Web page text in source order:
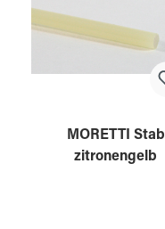
MORETTI Stab
zitronengelb